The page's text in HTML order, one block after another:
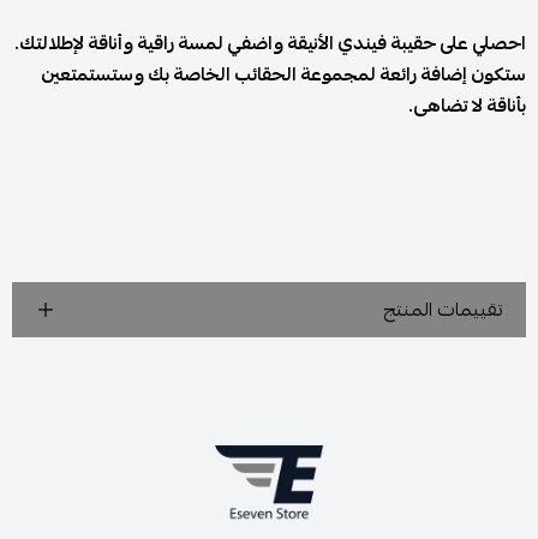
احصلي على حقيبة فيندي الأنيقة واضفي لمسة راقية وأناقة لإطلالتك.
ستكون إضافة رائعة لمجموعة الحقائب الخاصة بك وستستمتعين
بأناقة لا تضاهى.
تقييمات المنتج